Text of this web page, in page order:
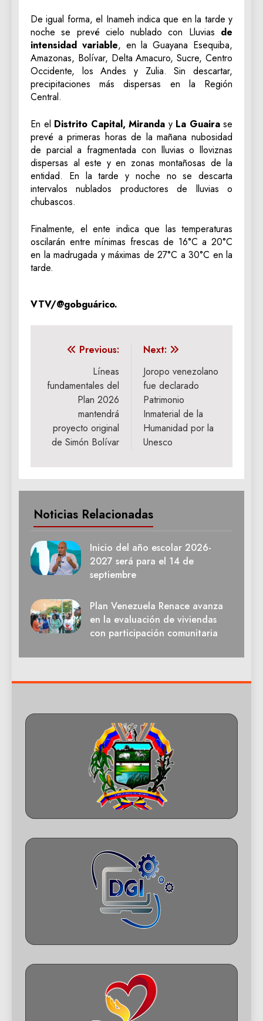
De igual forma, el Inameh indica que en la tarde y
noche se prevé cielo nublado con Lluvias de
intensidad variable, en la Guayana Esequiba,
Amazonas, Bolívar, Delta Amacuro, Sucre, Centro
Occidente, los Andes y Zulia. Sin descartar,
precipitaciones más dispersas en la Región
Central.
En el Distrito Capital, Miranda yLa Guairase
prevé a primeras horas de la mañana nubosidad
de parcial a fragmentada con lluvias o lloviznas
dispersas al este y en zonas montañosas de la
entidad. En la tarde y noche no se descarta
intervalos nublados productores de lluvias o
chubascos.
Finalmente, el ente indica que las temperaturas
oscilarán entre mínimas frescas de 16°C a 20°C
en la madrugada y máximas de 27°C a 30°C en la
tarde.
VTV/@gobguárico.
Navegación
entradas
Previous:
Líneas
fundamentales del
Plan 2026
mantendrá
proyecto original
de Simón Bolívar
Next:
Joropo venezolano
fue declarado
Patrimonio
Inmaterial de la
Humanidad por la
Unesco
Noticias Relacionadas
Inicio del año escolar 2026-
2027 será para el 14 de
septiembre
Plan Venezuela Renace avanza
en la evaluación de viviendas
con participación comunitaria